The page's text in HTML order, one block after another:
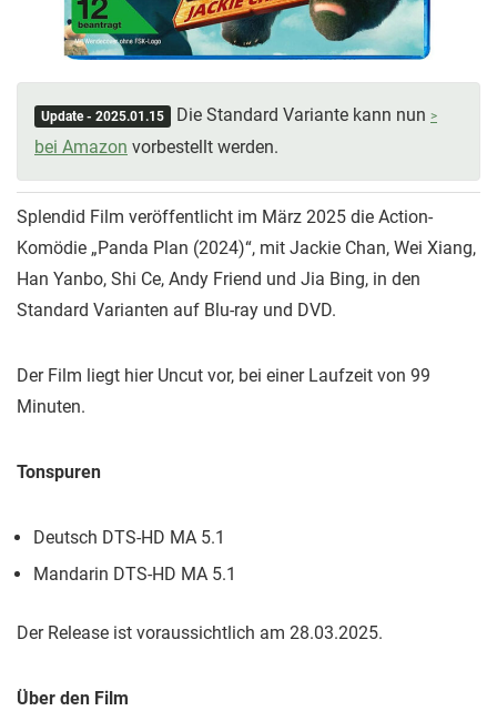
Update - 2025.01.15
Die Standard Variante kann nun
bei Amazon vorbestellt werden.
Splendid Film veröffentlicht im März 2025 die Action-
Komödie „Panda Plan (2024)“, mit Jackie Chan, Wei Xiang,
Han Yanbo, Shi Ce, Andy Friend und Jia Bing, in den
Standard Varianten auf Blu-ray und DVD.
Der Film liegt hier Uncut vor, bei einer Laufzeit von 99
Minuten.
Tonspuren
Deutsch DTS-HD MA 5.1
Mandarin DTS-HD MA 5.1
Der Release ist voraussichtlich am 28.03.2025.
Über den Film